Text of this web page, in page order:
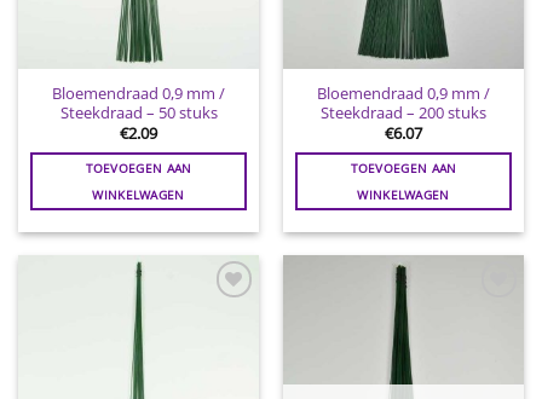
Bloemendraad 0,9 mm /
Steekdraad – 50 stuks
€2.09
TOEVOEGEN AAN
WINKELWAGEN
Bloemendraad 0,9 mm /
Steekdraad – 200 stuks
€6.07
TOEVOEGEN AAN
WINKELWAGEN